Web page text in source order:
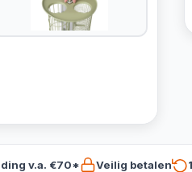
v.a. €70* Veilig betalen